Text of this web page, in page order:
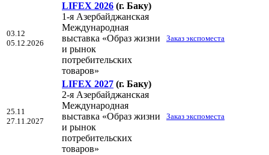
03.12
05.12.2026
LIFEX 2026 (г. Баку)
1-я Азербайджанская
Международная
выставка «Образ жизни
и рынок
потребительских
товаров»
Заказ экспоместа
25.11
27.11.2027
LIFEX 2027 (г. Баку)
2-я Азербайджанская
Международная
выставка «Образ жизни
и рынок
потребительских
товаров»
Заказ экспоместа